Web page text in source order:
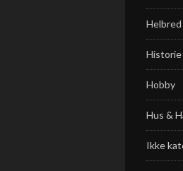
Hobby
Hus &
Ikke